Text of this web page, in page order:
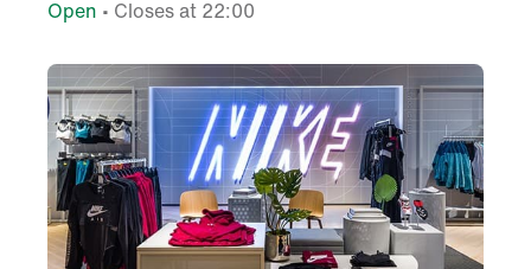
Open • Closes at 22:00